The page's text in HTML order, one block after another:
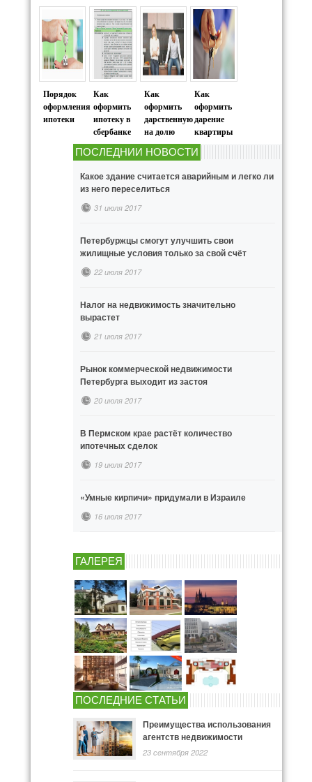
Порядок
оформления
ипотеки
Как
оформить
ипотеку в
сбербанке
Как
оформить
дарственную
на долю
Как
оформить
дарение
квартиры
ПОСЛЕДНИИ НОВОСТИ
Какое здание считается аварийным и легко ли
из него переселиться
31 июля 2017
Петербуржцы смогут улучшить свои
жилищные условия только за свой счёт
22 июля 2017
Налог на недвижимость значительно
вырастет
21 июля 2017
Рынок коммерческой недвижимости
Петербурга выходит из застоя
20 июля 2017
В Пермском крае растёт количество
ипотечных сделок
19 июля 2017
«Умные кирпичи» придумали в Израиле
16 июля 2017
ГАЛЕРЕЯ
ПОСЛЕДНИЕ СТАТЬИ
Преимущества использования
агентств недвижимости
23 сентября 2022